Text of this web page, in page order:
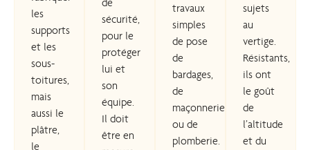
les
supports
et les
sous-
toitures,
mais
aussi le
plâtre,
le
sécurité,
pour le
protéger
lui et
son
équipe.
Il doit
être en
travaux
simples
de pose
de
bardages,
de
maçonnerie
ou de
plomberie.
sujets
au
vertige.
Résistants,
ils ont
le goût
de
l’altitude
et du